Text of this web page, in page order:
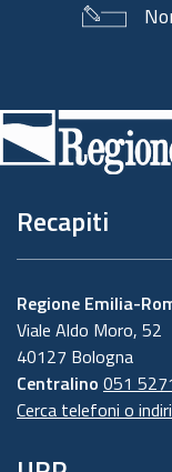
di
pagina
Recapiti
Regione Emilia-
Viale Aldo Moro, 52
40127 Bologna
Centralino 051
Cerca telefoni o